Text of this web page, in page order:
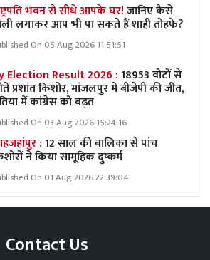
भवन से सीधे आपके घर!जानिए कैसे
लगाकर आप भी पा सकते हैं शाही तोहफे?
On 05 Aug 2026 11:51:51
Election Result 2026 :18953 वोटों से
प्रशांत किशोर, मांजलपुर में बीजेपी की जीत,
में कांग्रेस को बढ़त
On 03 Aug 2026 15:24:16
:12 साल की बालिका से पांच
ने किया सामूहिक दुष्कर्म
On 01 Aug 2026 22:39:04
Contact Us